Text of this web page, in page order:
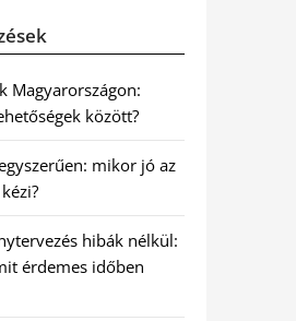
Magyarországon:
között?
mikor jó az
hibák nélkül:
érdemes időben